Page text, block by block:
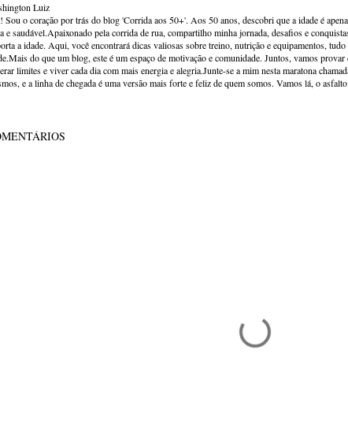
Luiz
Sou o coração por trás do blog 'Corrida aos 50+'. Aos 50 anos, descobri que a idade é
e saudável.Apaixonado pela corrida de rua, compartilho minha jornada, desafios e
a idade. Aqui, você encontrará dicas valiosas sobre treino, nutrição e equipamentos,
do que um blog, este é um espaço de motivação e comunidade. Juntos, vamos provar
limites e viver cada dia com mais energia e alegria.Junte-se a mim nesta maratona
e a linha de chegada é uma versão mais forte e feliz de quem somos. Vamos lá, o